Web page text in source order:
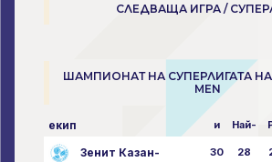
СЛЕДВАЩА ИГРА /
ШАМПИОНАТ НА СУПЕРЛИГАТА НА
MEN
екип и Най-
Зенит Казан- 30 28